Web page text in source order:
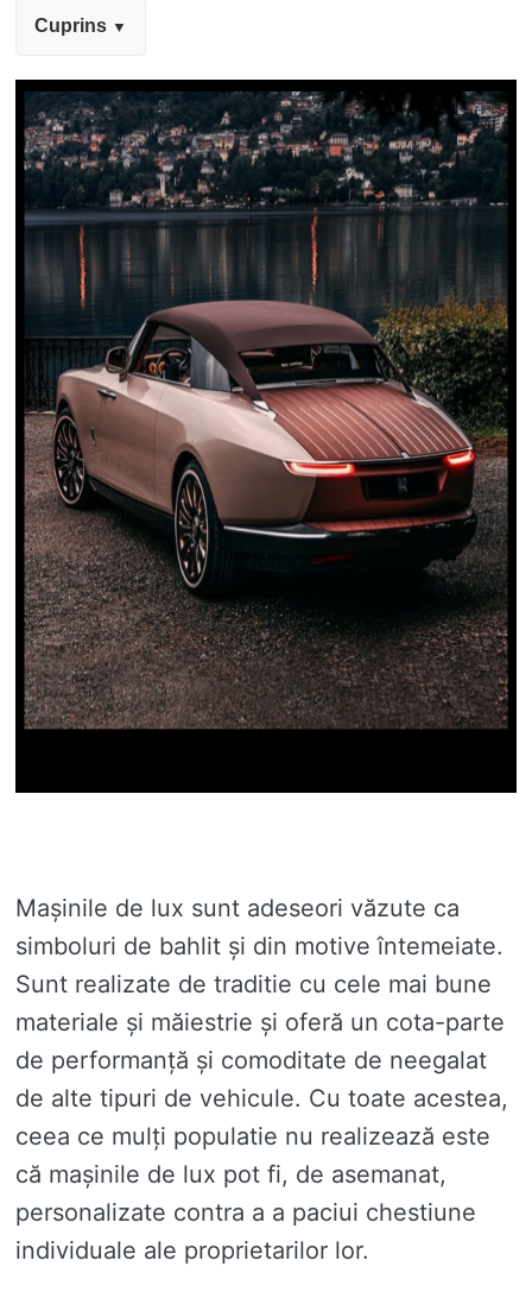
Cuprins
Mașinile de lux sunt adeseori văzute ca
simboluri de bahlit și din motive întemeiate.
Sunt realizate de traditie cu cele mai bune
materiale și măiestrie și oferă un cota-parte
de performanță și comoditate de neegalat
de alte tipuri de vehicule. Cu toate acestea,
ceea ce mulți populatie nu realizează este
că mașinile de lux pot fi, de asemanat,
personalizate contra a a paciui chestiune
individuale ale proprietarilor lor.